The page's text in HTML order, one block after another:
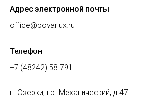
Адрес электронной почты
office@povarlux.ru
Телефон
+7 (48242) 58 791
п. Озерки, пр. Механический, д 47